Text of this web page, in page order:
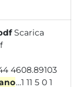
Scarica
...1 11 5 0 1